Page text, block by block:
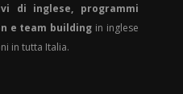
di inglese, programmi
e team building in inglese
in tutta Italia.